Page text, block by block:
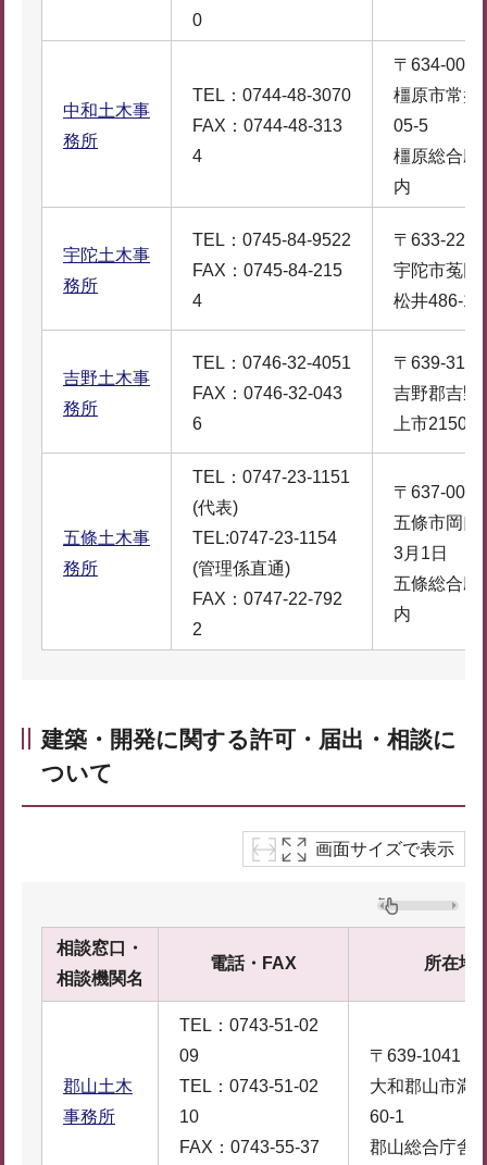
0
中和土木事
務所
TEL：0744-48-3070
FAX：0744-48-313
4
〒634-0003
橿原市常盤
05-5
橿原総合庁
内
宇陀土木事
務所
TEL：0745-84-9522
FAX：0745-84-215
4
〒633-2221
宇陀市菟田
松井486-1
吉野土木事
務所
TEL：0746-32-4051
FAX：0746-32-043
6
〒639-3111
吉野郡吉野
上市2150-1
五條土木事
務所
TEL：0747-23-1151
(代表)
TEL:0747-23-1154
(管理係直通)
FAX：0747-22-792
2
〒637-0006
五條市岡口
3月1日
五條総合庁
内
建築・開発に関する許可・届出・相談に
ついて
画面サイズで表示
相談窓口・
相談機関名
電話・FAX 所在地
郡山土木
事務所
TEL：0743-51-02
09
TEL：0743-51-02
10
FAX：0743-55-37
〒639-1041
大和郡山市満
60-1
郡山総合庁舎